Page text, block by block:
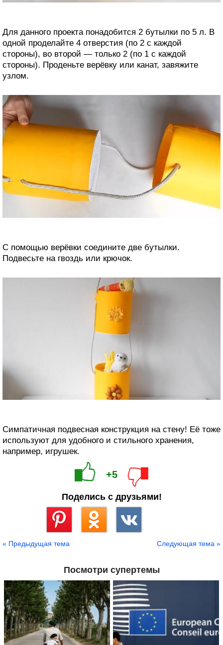
Для данного проекта понадобится 2 бутылки по 5 л. В
одной проделайте 4 отверстия (по 2 с каждой
стороны), во второй — только 2 (по 1 с каждой
стороны). Проденьте верёвку или канат, завяжите
узлом.
С помощью верёвки соедините две бутылки.
Подвесьте на гвоздь или крючок.
Симпатичная подвесная конструкция на стену! Её тоже
используют для удобного и стильного хранения,
например, игрушек.
+5
Поделись с друзьями!
« Предыдущая тема Следующая тема »
Посмотри супертемы